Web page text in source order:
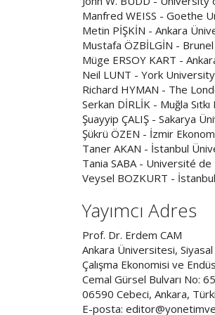
Manfred WEISS - Goethe
Metin PİŞKİN - Ankara
Mustafa ÖZBİLGİN -
Müge ERSOY KART -
Neil LUNT - York University
Richard HYMAN - The
Serkan DİRLİK - Muğla
Şuayyip ÇALIŞ - Sakarya
Şükrü ÖZEN - İzmir
Taner AKAN - İstanbul
Tania SABA - Université
Veysel BOZKURT -
Yayımcı Adres
Prof. Dr. Erdem CAM
Ankara Üniversitesi,
Çalışma Ekonomisi ve
Cemal Gürsel Bulvarı No: 65
06590 Cebeci, Ankara,
E-posta: